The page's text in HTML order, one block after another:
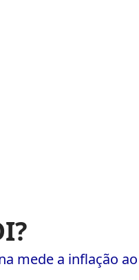
mede a inflação